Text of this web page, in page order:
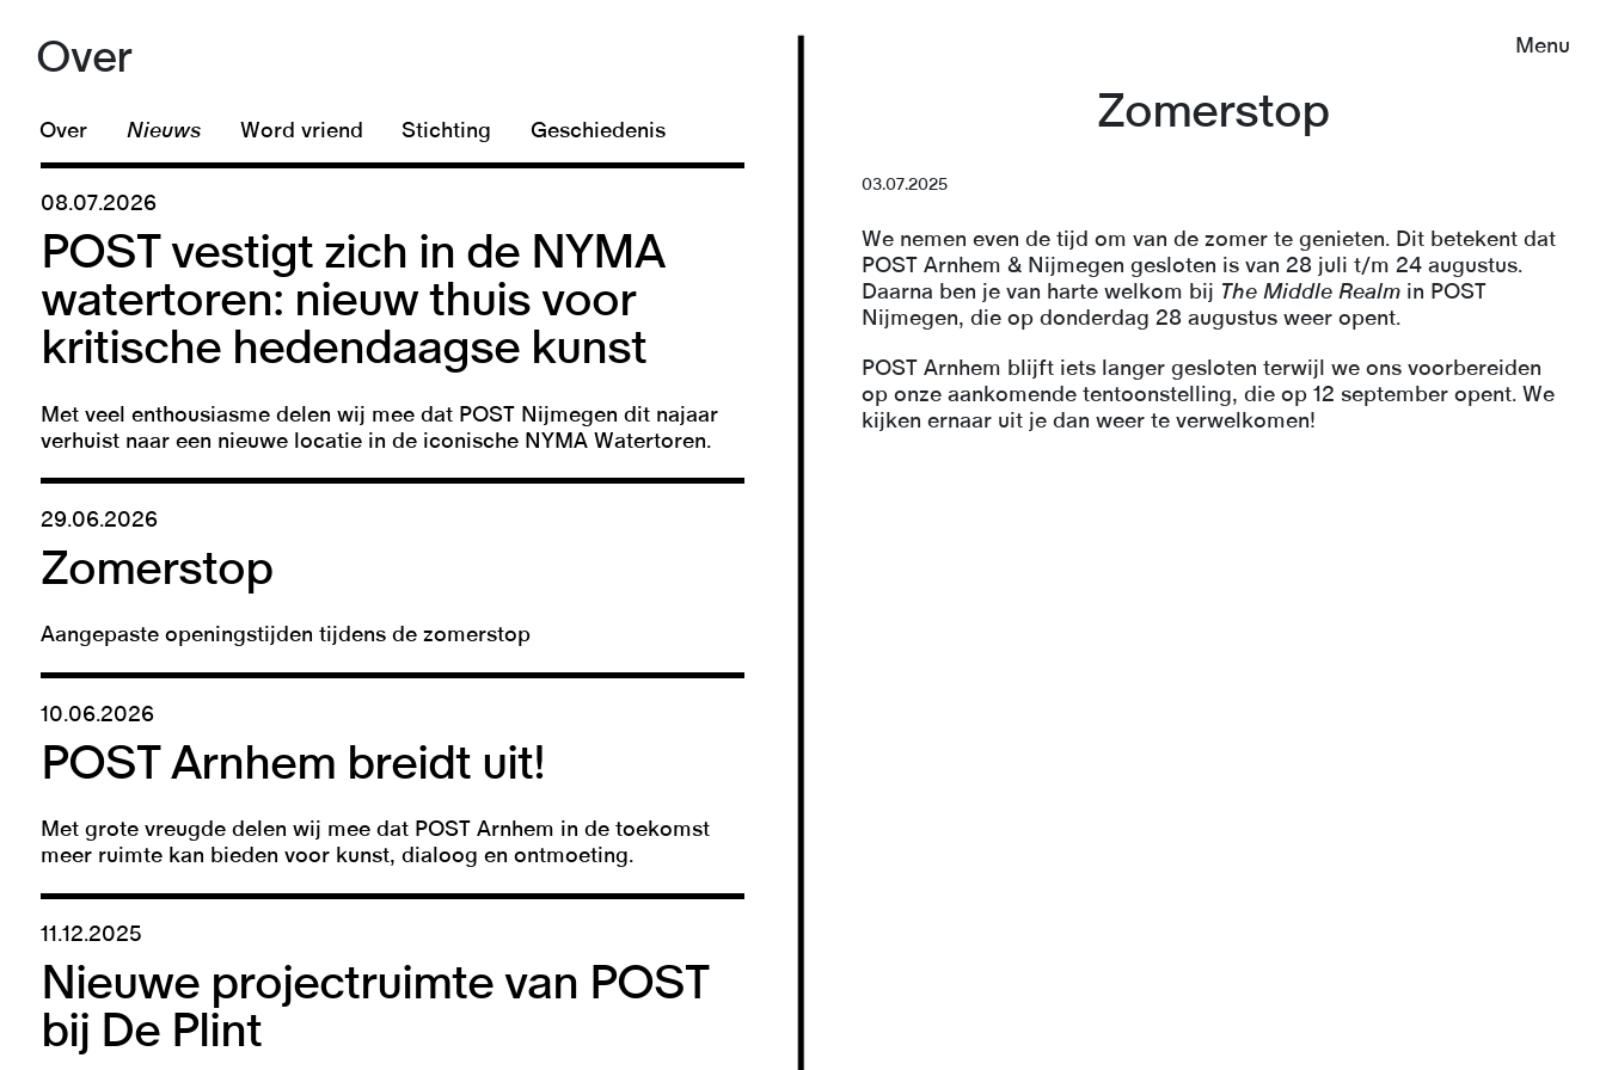
Menu
Over
Over Nieuws Word vriend Stichting Geschiedenis
08.07.2026
POST vestigt zich in de NYMA
watertoren: nieuw thuis voor
kritische hedendaagse kunst
Met veel enthousiasme delen wij mee dat POST Nijmegen dit najaar
verhuist naar een nieuwe locatie in de iconische NYMA Watertoren.
29.06.2026
Zomerstop
Aangepaste openingstijden tijdens de zomerstop
10.06.2026
POST Arnhem breidt uit!
Met grote vreugde delen wij mee dat POST Arnhem in de toekomst
meer ruimte kan bieden voor kunst, dialoog en ontmoeting.
11.12.2025
Nieuwe projectruimte van POST
bij De Plint
Zomerstop
03.07.2025
We nemen even de tijd om van de zomer te genieten. Dit betekent dat
POST Arnhem & Nijmegen gesloten is van 28 juli t/m 24 augustus.
Daarna ben je van harte welkom bij The Middle Realm in POST
Nijmegen, die op donderdag 28 augustus weer opent.
POST Arnhem blijft iets langer gesloten terwijl we ons voorbereiden
op onze aankomende tentoonstelling, die op 12 september opent. We
kijken ernaar uit je dan weer te verwelkomen!